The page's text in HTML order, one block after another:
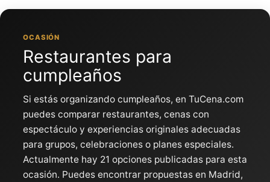
al
contenidoOCASIÓN
Restaurantes para
cumpleaños
Si estás organizando cumpleaños, en TuCena.com
puedes comparar restaurantes, cenas con
espectáculo y experiencias originales adecuadas
para grupos, celebraciones o planes especiales.
Actualmente hay 21 opciones publicadas para esta
ocasión. Puedes encontrar propuestas en Madrid,